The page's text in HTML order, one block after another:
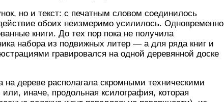
но и текст: с печатным словом соединилось
обоих неизмеримо усилилось. Одновременно
книги. До тех пор пока не получила
набора из подвижных литер — а для ряда книг и
гравировался на одной деревянной доске
дереве располагала скромными техническими
иначе, продольная ксилография, которая